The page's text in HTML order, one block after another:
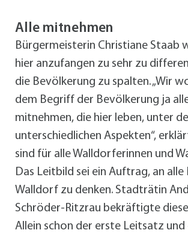
Alle mitnehmen
Bürgermeisterin Christiane Staab
hier anzufangen zu sehr zu
die Bevölkerung zu spalten. „Wir
dem Begriff der Bevölkerung ja
mitnehmen, die hier leben, unter
unterschiedlichen Aspekten“,
sind für alle Walldorferinnen und
Das Leitbild sei ein Auftrag, an alle
Walldorf zu denken. Stadträtin
Schröder-Ritzrau bekräftigte
Allein schon der erste Leitsatz und